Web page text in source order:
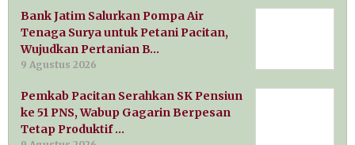
Bank Jatim Salurkan Pompa Air
Tenaga Surya untuk Petani Pacitan,
Wujudkan Pertanian B…
9 Agustus 2026
Pemkab Pacitan Serahkan SK Pensiun
ke 51 PNS, Wabup Gagarin Berpesan
Tetap Produktif …